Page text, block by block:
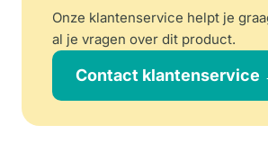
Onze klantenservice helpt je
al je vragen over dit product.
Contact klantenservice